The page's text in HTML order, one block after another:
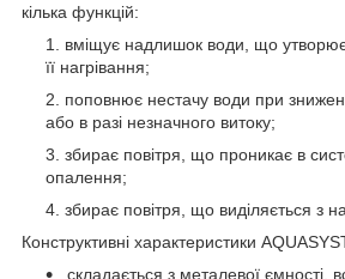
кілька функцій:
вміщує надлишок води, що
її нагрівання;
поповнює нестачу води при
або в разі незначного витоку;
збирає повітря, що проникає в
опалення;
збирає повітря, що виділяється з
Конструктивні характеристики
складається з металевої ємності,